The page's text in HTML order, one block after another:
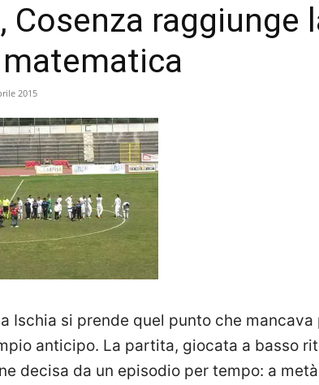
Cosenza raggiunge
2015
Ischia si prende quel punto che
anticipo. La partita, giocata a basso
decisa da un episodio per tempo: a